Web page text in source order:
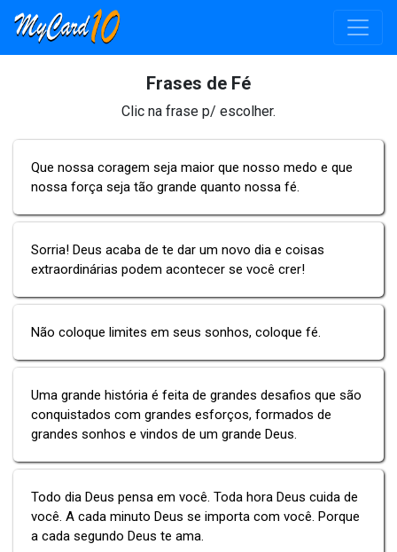
Frases de Fé
Clic na frase p/ escolher.
Que nossa coragem seja maior que nosso medo e que
nossa força seja tão grande quanto nossa fé.
Sorria! Deus acaba de te dar um novo dia e coisas
extraordinárias podem acontecer se você crer!
Não coloque limites em seus sonhos, coloque fé.
Uma grande história é feita de grandes desafios que são
conquistados com grandes esforços, formados de
grandes sonhos e vindos de um grande Deus.
Todo dia Deus pensa em você. Toda hora Deus cuida de
você. A cada minuto Deus se importa com você. Porque
a cada segundo Deus te ama.